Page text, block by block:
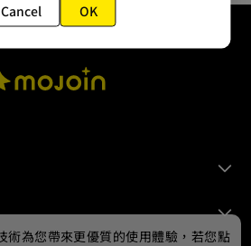
術為您帶來更優質的使用體驗，若您點
Cancel OK